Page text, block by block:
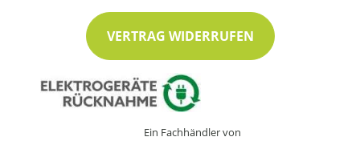
VERTRAG WIDERRUFEN
Ein Fachhändler von